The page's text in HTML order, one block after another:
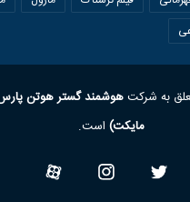
به شرکتهوشمند گستر هوتن
مایکت) است.
Twitter
Instagram